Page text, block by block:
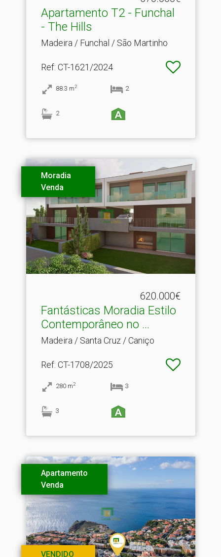
Apartamento T2 - Funchal
- The Hills
Madeira / Funchal / São Martinho
Ref: CT-1621/2024
88.3 m2 2
2
Moradia
Venda
620.000€
Fantásticas Moradia Estilo
Contemporâneo no .​..
Madeira / Santa Cruz / Caniço
Ref: CT-1708/2025
280 m2 3
3
Apartamento
Venda
VENDIDO